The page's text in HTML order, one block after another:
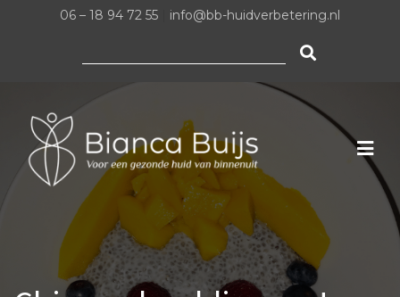
06 – 18 94 72 55 info@bb-huidverbetering.nl